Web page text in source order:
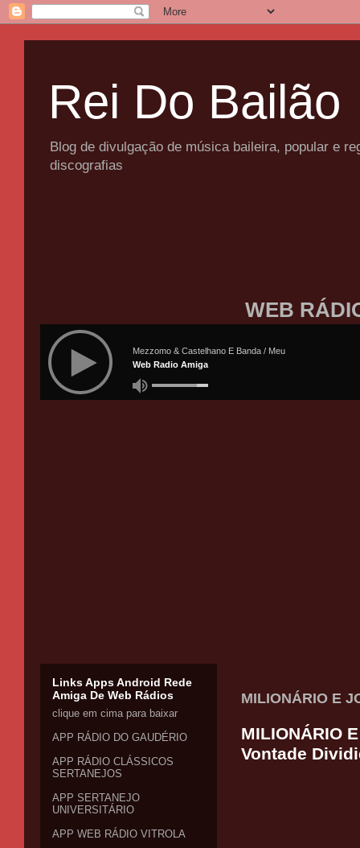
Rei Do Bailão
Blog de divulgação de música baileira, popular e
discografias
WEB
MILIONÁRIO E
MILIONÁRIO
Vontade
Links Apps Android Rede
Amiga De Web Rádios
clique em cima para baixar
APP RÁDIO DO GAUDÉRIO
APP RÁDIO CLÁSSICOS
SERTANEJOS
APP SERTANEJO
UNIVERSITÁRIO
APP WEB RÁDIO VITROLA